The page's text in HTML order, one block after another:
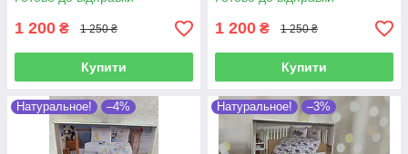
1 200 ₴ 1 250 ₴
Купити
1 200 ₴ 1 250 ₴
Купити
Натуральное! –4% Натуральное! –3%